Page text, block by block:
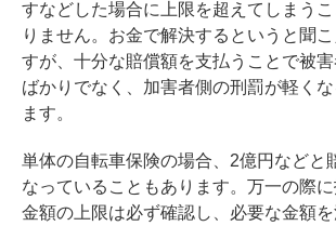
すなどした場合に上限を超えてしまう
りません。お金で解決するというと聞
すが、十分な賠償額を支払うことで被
ばかりでなく、加害者側の刑罰が軽く
ます。
単体の自転車保険の場合、2億円などと
なっていることもあります。万一の際
金額の上限は必ず確認し、必要な金額